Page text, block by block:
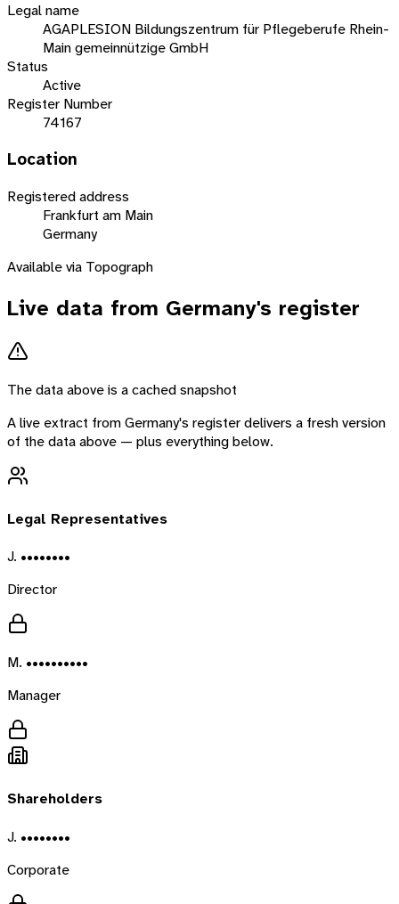
Legal name
AGAPLESION Bildungszentrum für Pflegeberufe Rhein-
Main gemeinnützige GmbH
Status
Active
Register Number
74167
Location
Registered address
Frankfurt am Main
Germany
Available via Topograph
Live data from Germany's register
The data above is a cached snapshot
A live extract fromGermany's register delivers a fresh version
of the data above — plus everything below.
Legal Representatives
J. ••••••••
Director
M. ••••••••••
Manager
Shareholders
J. ••••••••
Corporate